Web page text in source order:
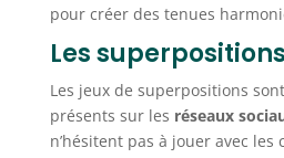
pour créer des tenues
Les superpositions
Les jeux de superpositions
présents sur les réseaux
n’hésitent pas à jouer avec les